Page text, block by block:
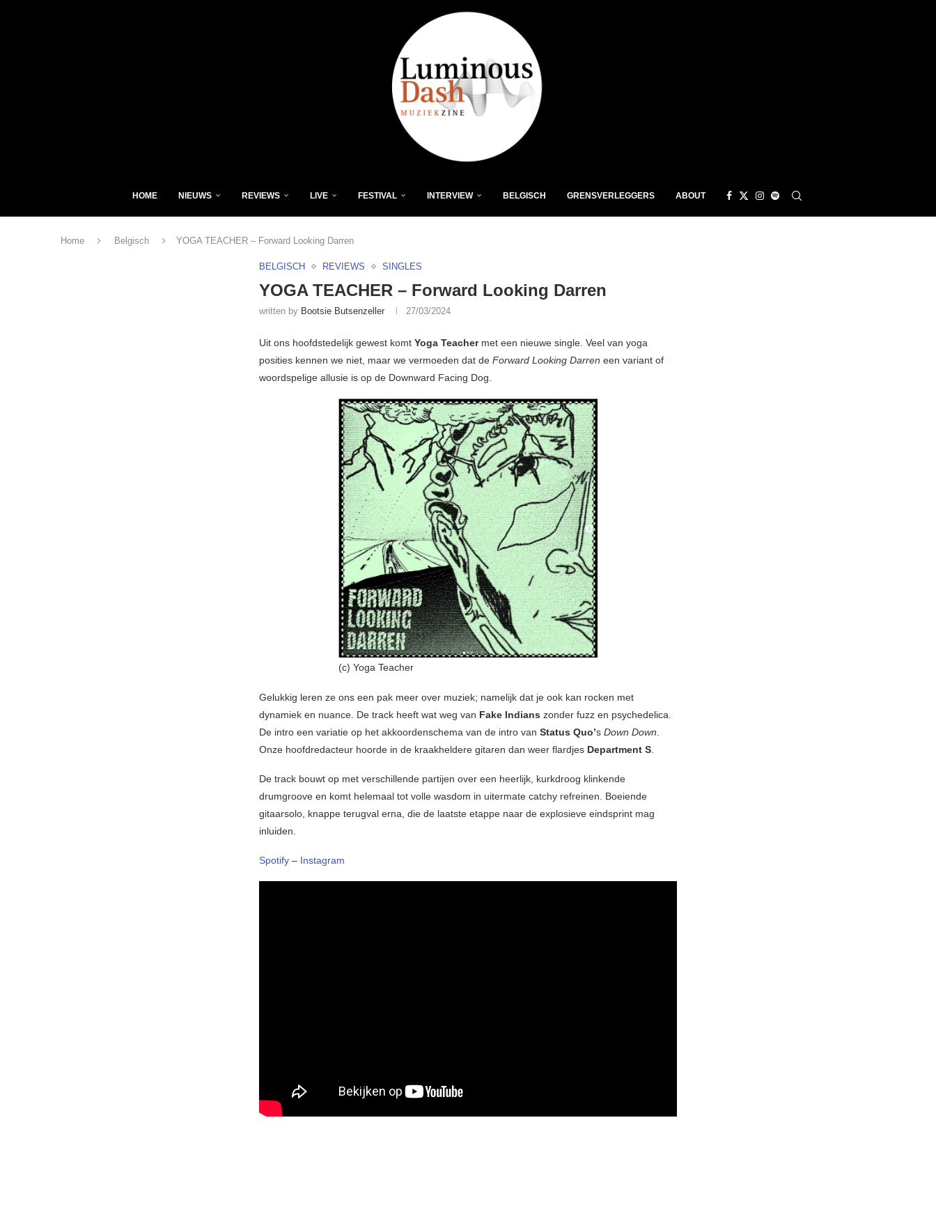
HOME NIEUWS REVIEWS LIVE FESTIVAL INTERVIEW BELGISCH GRENSVERLEGGERS ABOUT
Home Belgisch YOGA TEACHER – Forward Looking Darren
BELGISCH REVIEWS SINGLES
YOGA TEACHER – Forward Looking Darren
written by Bootsie Butsenzeller 27/03/2024
Uit ons hoofdstedelijk gewest komt Yoga Teachermet een nieuwe single. Veel van yoga
posities kennen we niet, maar we vermoeden dat de Forward Looking Darren een variant of
woordspelige allusie is op de Downward Facing Dog.
(c) Yoga Teacher
Gelukkig leren ze ons een pak meer over muziek; namelijk dat je ook kan rocken met
dynamiek en nuance. De track heeft wat weg van Fake Indians zonder fuzz en psychedelica.
De intro een variatie op het akkoordenschema van de intro van Status Quo’s Down Down.
Onze hoofdredacteur hoorde in de kraakheldere gitaren dan weer flardjes Department S.
De track bouwt op met verschillende partijen over een heerlijk, kurkdroog klinkende
drumgroove en komt helemaal tot volle wasdom in uitermate catchy refreinen. Boeiende
gitaarsolo, knappe terugval erna, die de laatste etappe naar de explosieve eindsprint mag
inluiden.
Spotify – Instagram